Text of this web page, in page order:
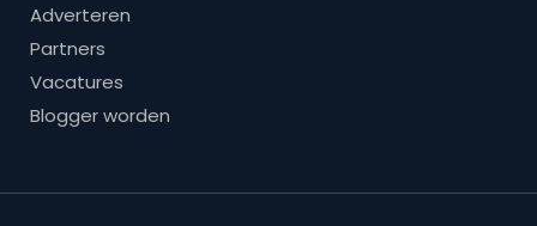
Adverteren
Partners
Vacatures
Blogger worden